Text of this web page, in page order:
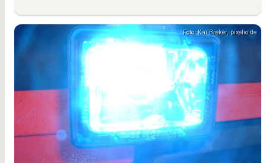
Foto: Kai Breker, pixelio.de